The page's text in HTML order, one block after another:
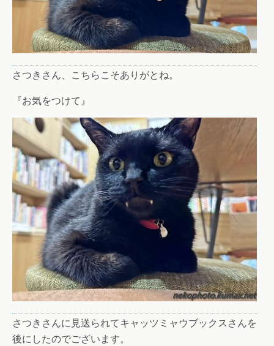
さつきさん、こちらこそありがとね。
『お気をつけて』
さつきさんに見送られてキャッツミャウブックスさんを
後にしたのでございます。